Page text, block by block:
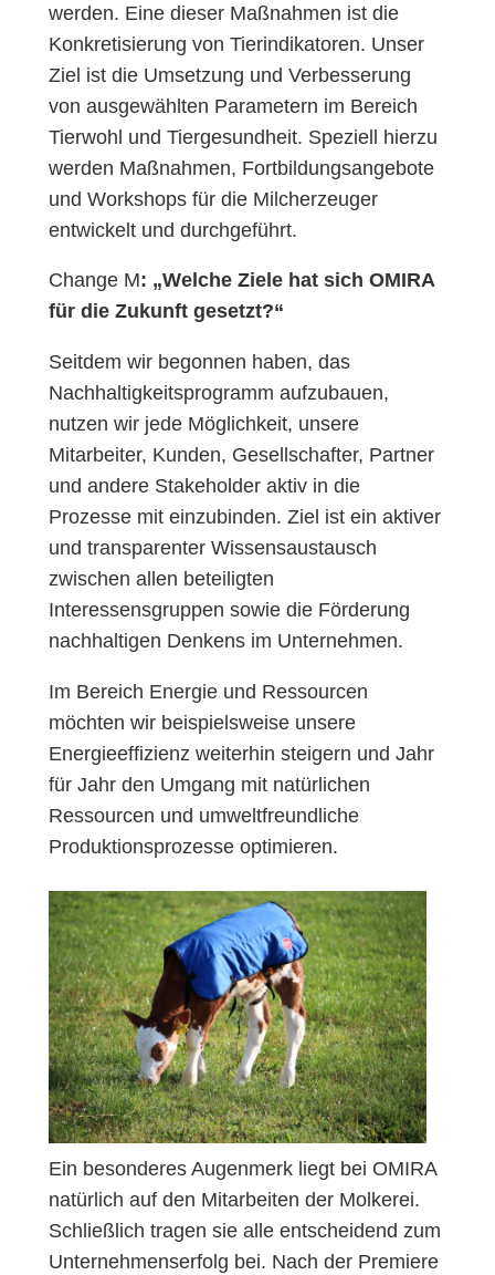
werden. Eine dieser Maßnahmen ist die
Konkretisierung von Tierindikatoren. Unser
Ziel ist die Umsetzung und Verbesserung
von ausgewählten Parametern im Bereich
Tierwohl und Tiergesundheit. Speziell hierzu
werden Maßnahmen, Fortbildungsangebote
und Workshops für die Milcherzeuger
entwickelt und durchgeführt.
Change M: „Welche Ziele hat sich OMIRA
für die Zukunft gesetzt?“
Seitdem wir begonnen haben, das
Nachhaltigkeitsprogramm aufzubauen,
nutzen wir jede Möglichkeit, unsere
Mitarbeiter, Kunden, Gesellschafter, Partner
und andere Stakeholder aktiv in die
Prozesse mit einzubinden. Ziel ist ein aktiver
und transparenter Wissensaustausch
zwischen allen beteiligten
Interessensgruppen sowie die Förderung
nachhaltigen Denkens im Unternehmen.
Im Bereich Energie und Ressourcen
möchten wir beispielsweise unsere
Energieeffizienz weiterhin steigern und Jahr
für Jahr den Umgang mit natürlichen
Ressourcen und umweltfreundliche
Produktionsprozesse optimieren.
Ein besonderes Augenmerk liegt bei OMIRA
natürlich auf den Mitarbeiten der Molkerei.
Schließlich tragen sie alle entscheidend zum
Unternehmenserfolg bei. Nach der Premiere